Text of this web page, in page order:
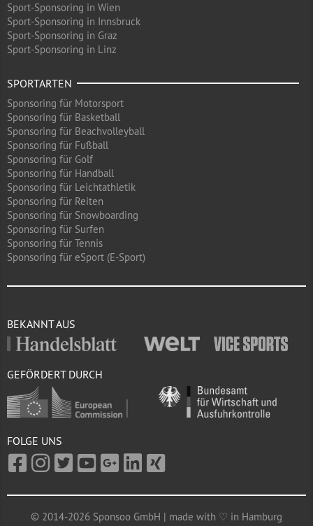
Sport-Sponsoring in Wien
Sport-Sponsoring in Innsbruck
Sport-Sponsoring in Graz
Sport-Sponsoring in Linz
SPORTARTEN
Sponsoring für Motorsport
Sponsoring für Basketball
Sponsoring für Beachvolleyball
Sponsoring für Fußball
Sponsoring für Golf
Sponsoring für Handball
Sponsoring für Leichtathletik
Sponsoring für Reiten
Sponsoring für Snowboarding
Sponsoring für Surfen
Sponsoring für Tennis
Sponsoring für eSport (E-Sport)
BEKANNT AUS
GEFÖRDERT DURCH
FOLGE UNS
© 2014-2026 Sponsoo GmbH | made with ♡ in Hamburg